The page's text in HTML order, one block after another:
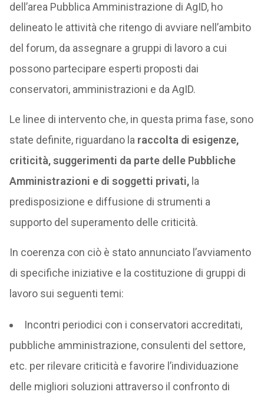
dell’area Pubblica Amministrazione di AgID, ho
delineato le attività che ritengo di avviare nell’ambito
del forum, da assegnare a gruppi di lavoro a cui
possono partecipare esperti proposti dai
conservatori, amministrazioni e da AgID.
Le linee di intervento che, in questa prima fase, sono
state definite, riguardano la raccolta di esigenze,
criticità, suggerimenti da parte delle Pubbliche
Amministrazioni e di soggetti privati,la
predisposizione e diffusione di strumenti a
supporto del superamento delle criticità.
In coerenza con ciò è stato annunciato l’avviamento
di specifiche iniziative e la costituzione di gruppi di
lavoro sui seguenti temi:
Incontri periodici con i conservatori accreditati,
pubbliche amministrazione, consulenti del settore,
etc. per rilevare criticità e favorire l’individuazione
delle migliori soluzioni attraverso il confronto di